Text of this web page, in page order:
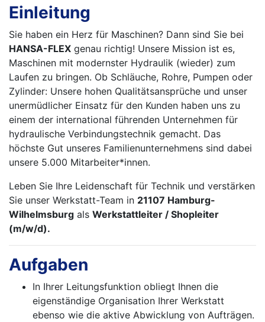
Einleitung
Sie haben ein Herz für Maschinen? Dann sind Sie bei
HANSA-FLEX genau richtig! Unsere Mission ist es,
Maschinen mit modernster Hydraulik (wieder) zum
Laufen zu bringen. Ob Schläuche, Rohre, Pumpen oder
Zylinder: Unsere hohen Qualitätsansprüche und unser
unermüdlicher Einsatz für den Kunden haben uns zu
einem der international führenden Unternehmen für
hydraulische Verbindungstechnik gemacht. Das
höchste Gut unseres Familienunternehmens sind dabei
unsere 5.000 Mitarbeiter*innen.
Leben Sie Ihre Leidenschaft für Technik und verstärken
Sie unser Werkstatt-Team in 21107 Hamburg-
Wilhelmsburg als Werkstattleiter / Shopleiter
(m/w/d).
Aufgaben
In Ihrer Leitungsfunktion obliegt Ihnen die
eigenständige Organisation Ihrer Werkstatt
ebenso wie die aktive Abwicklung von Aufträgen.